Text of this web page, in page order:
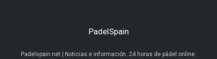
PadelSpain
Padelspain.net | Noticias e información. 24 horas de pádel online.